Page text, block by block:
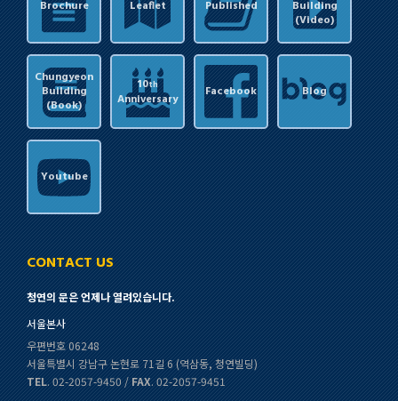
Brochure Leaflet Published
Building
(Video)
Chungyeon
Building
(Book)
10th
Anniversary Facebook Blog
Youtube
CONTACT US
청연의 문은 언제나 열려있습니다.
서울본사
우편번호 06248
서울특별시 강남구 논현로 71길 6 (역삼동, 청연빌딩)
TEL. 02-2057-9450 /FAX. 02-2057-9451